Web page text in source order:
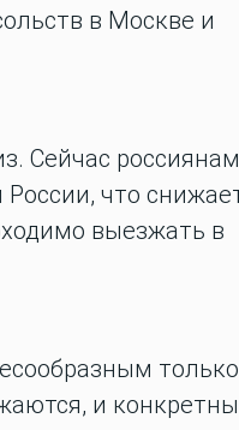
в Москве и
Сейчас россиянам
что
выезжать в
только
и